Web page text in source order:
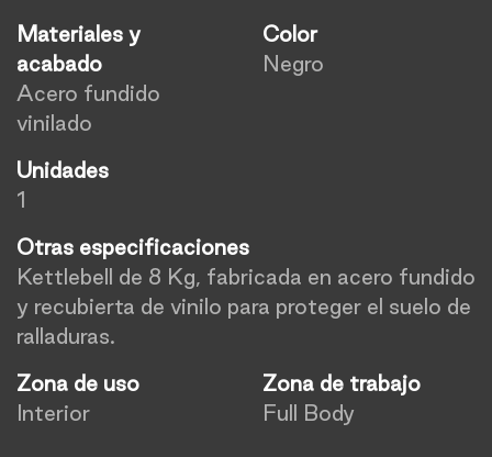
Materiales y
acabado
Acero fundido
vinilado
Color
Negro
Unidades
1
Otras especificaciones
Kettlebell de 8 Kg, fabricada en acero fundido
y recubierta de vinilo para proteger el suelo de
ralladuras.
Zona de uso
Interior
Zona de trabajo
Full Body